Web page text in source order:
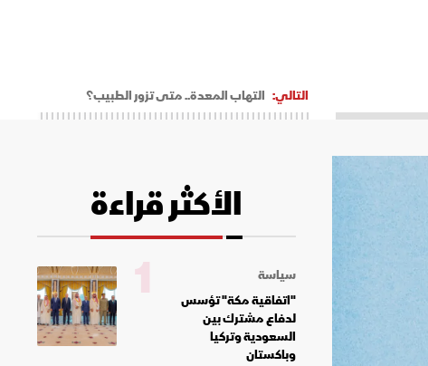
التالي: التهاب المعدة.. متى تزور الطبيب؟
الأكثر قراءة
سياسة
"اتفاقية مكة" تؤسس
لدفاع مشترك بين
السعودية وتركيا
وباكستان
1